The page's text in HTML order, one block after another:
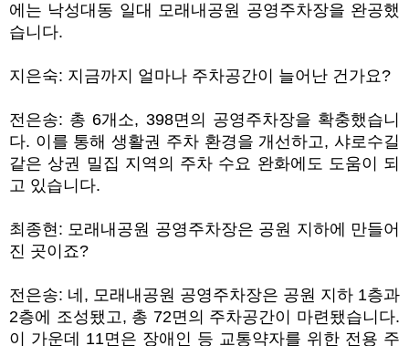
에는 낙성대동 일대 모래내공원 공영주차장을 완공했
습니다.
지은숙: 지금까지 얼마나 주차공간이 늘어난 건가요?
전은송: 총 6개소, 398면의 공영주차장을 확충했습니
다. 이를 통해 생활권 주차 환경을 개선하고,샤로수길
같은 상권 밀집 지역의 주차 수요 완화에도 도움이 되
고 있습니다.
최종현: 모래내공원 공영주차장은 공원 지하에 만들어
진 곳이죠?
전은송: 네 , 모래내공원 공영주차장은 공원 지하 1층과
2층에 조성됐고, 총 72면의 주차공간이 마련됐습니다.
이 가운데 11면은 장애인 등 교통약자를 위한 전용 주